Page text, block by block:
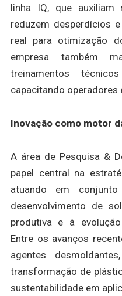
linha IQ, que auxiliam
reduzem desperdícios
real para otimização
empresa também
treinamentos
capacitando operadores
Inovação como motor
A área de Pesquisa &
papel central na
atuando em
desenvolvimento de
produtiva e à
Entre os avanços
agentes
transformação de
sustentabilidade em